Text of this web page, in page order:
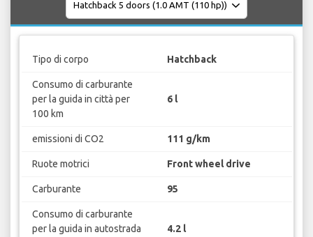
Tipo di corpo Hatchback
Consumo di carburante
per la guida in città per
100 km
6 l
emissioni di CO2 111 g/km
Ruote motrici Front wheel drive
Carburante 95
Consumo di carburante
per la guida in autostrada
4.2 l